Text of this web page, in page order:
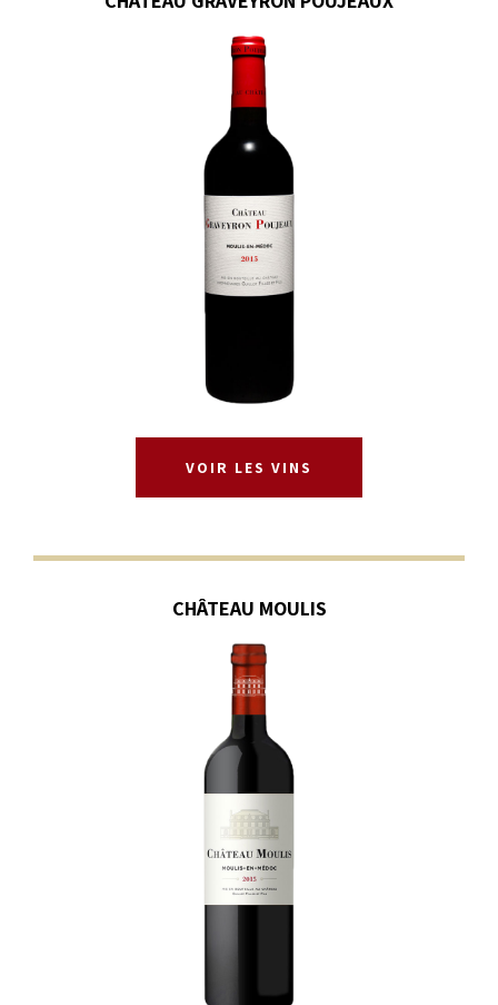
VOIR LES VINS
CHÂTEAU MOULIS